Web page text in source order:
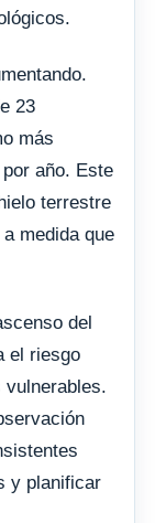
23
más
año. Este
terrestre
medida que
del
el riesgo
vulnerables.
y planificar